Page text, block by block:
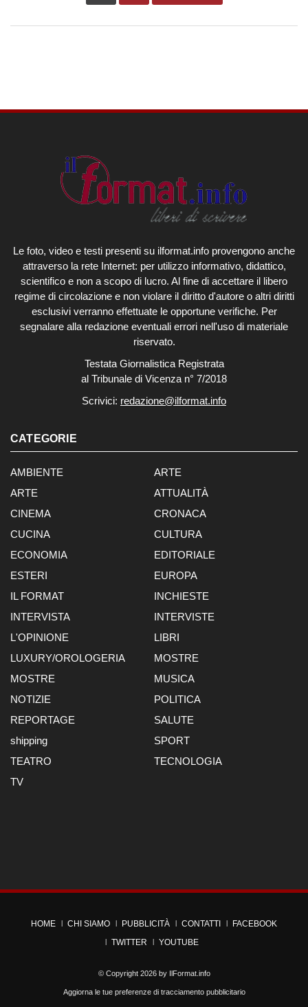
Le foto, video e testi presenti su ilformat.info provengono anche
attraverso la rete Internet: per utilizzo informativo, didattico,
scientifico e non a scopo di lucro. Al fine di accettare il libero
regime di circolazione e non violare il diritto d'autore o altri diritti
esclusivi verranno effettuate le opportune verifiche. Per
segnalare alla redazione eventuali errori nell'uso di materiale
riservato.
Testata Giornalistica Registrata
al Tribunale di Vicenza n° 7/2018
Scrivici: redazione@ilformat.info
CATEGORIE
AMBIENTE
ARTE
ARTE
ATTUALITÀ
CINEMA
CRONACA
CUCINA
CULTURA
ECONOMIA
EDITORIALE
ESTERI
EUROPA
IL FORMAT
INCHIESTE
INTERVISTA
INTERVISTE
L'OPINIONE
LIBRI
LUXURY/OROLOGERIA
MOSTRE
MOSTRE
MUSICA
NOTIZIE
POLITICA
REPORTAGE
SALUTE
shipping
SPORT
TEATRO
TECNOLOGIA
TV
HOME CHI SIAMO PUBBLICITÀ CONTATTI
FACEBOOK
TWITTER
YOUTUBE
© Copyright 2026 by IlFormat.info
Aggiorna le tue preferenze di tracciamento pubblicitario